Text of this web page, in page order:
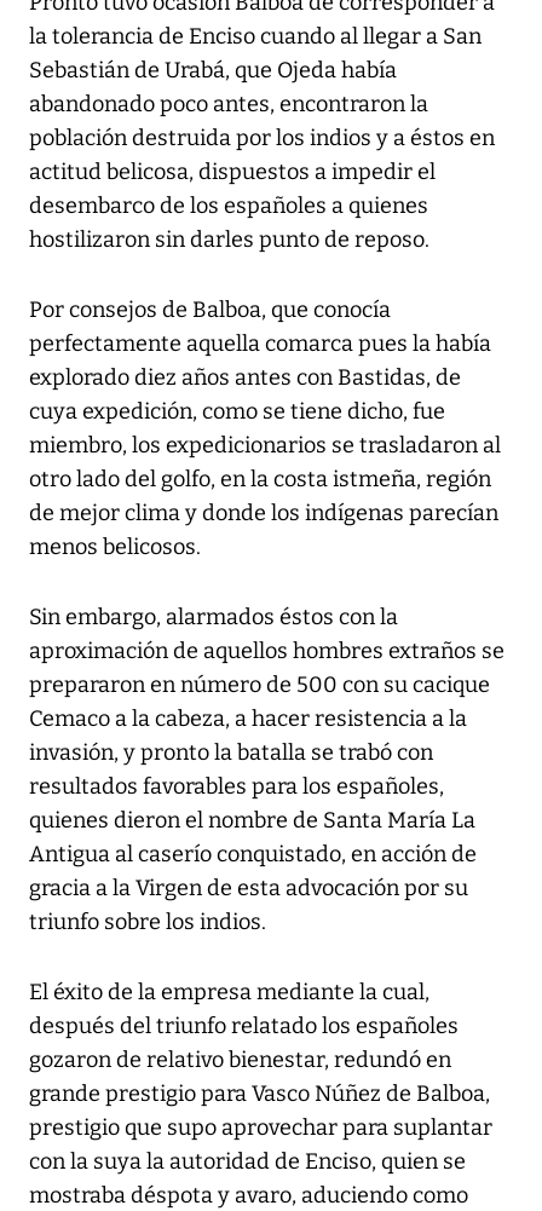
la tolerancia de Enciso cuando al llegar a San
Sebastián de Urabá, que Ojeda había
abandonado poco antes, encontraron la
población destruida por los indios y a éstos en
actitud belicosa, dispuestos a impedir el
desembarco de los españoles a quienes
hostilizaron sin darles punto de reposo.
Por consejos de Balboa, que conocía
perfectamente aquella comarca pues la había
explorado diez años antes con Bastidas, de
cuya expedición, como se tiene dicho, fue
miembro, los expedicionarios se trasladaron al
otro lado del golfo, en la costa istmeña, región
de mejor clima y donde los indígenas parecían
menos belicosos.
Sin embargo, alarmados éstos con la
aproximación de aquellos hombres extraños se
prepararon en número de 500 con su cacique
Cemaco a la cabeza, a hacer resistencia a la
invasión, y pronto la batalla se trabó con
resultados favorables para los españoles,
quienes dieron el nombre de Santa María La
Antigua al caserío conquistado, en acción de
gracia a la Virgen de esta advocación por su
triunfo sobre los indios.
El éxito de la empresa mediante la cual,
después del triunfo relatado los españoles
gozaron de relativo bienestar, redundó en
grande prestigio para Vasco Núñez de Balboa,
prestigio que supo aprovechar para suplantar
con la suya la autoridad de Enciso, quien se
mostraba déspota y avaro, aduciendo como